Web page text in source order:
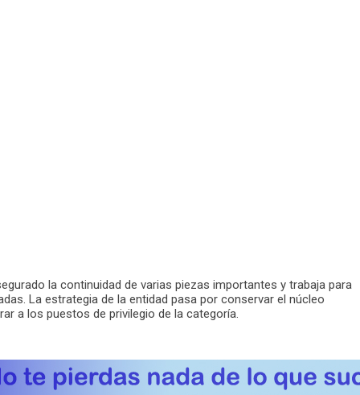
la continuidad de varias piezas importantes y trabaja para
La estrategia de la entidad pasa por conservar el núcleo
a los puestos de privilegio de la categoría.